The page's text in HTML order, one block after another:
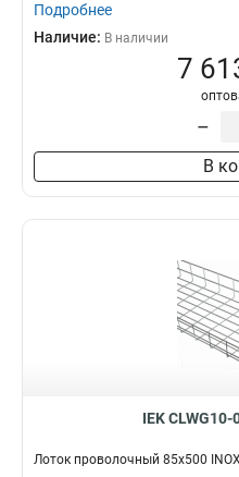
Подробнее
Наличие: В наличии
7
–
В
IEK
Лоток проволочный 85х500 INOX